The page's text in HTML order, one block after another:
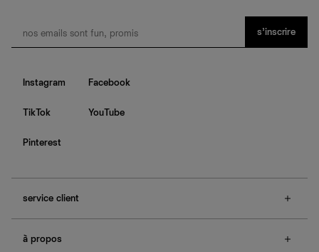
s’inscrire
Instagram Facebook
TikTok YouTube
Pinterest
service client
contactez-nous
à propos